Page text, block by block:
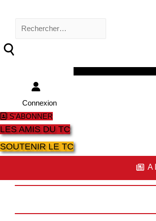
Rechercher :
Connexion
S'ABONNER
LES AMIS DU TC
SOUTENIR LE TC
A